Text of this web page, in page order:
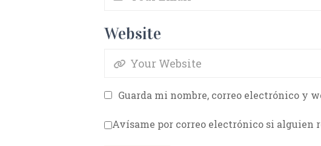
Website
Guarda mi nombre, correo electrónico y
Avísame por correo electrónico si alguien